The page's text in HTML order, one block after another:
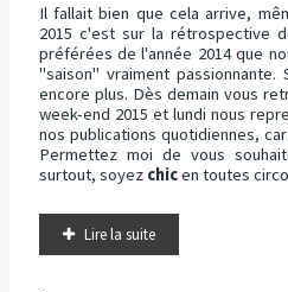
Il fallait bien que cela arrive,
2015 c'est sur la rétrospective
préférées de l'année 2014 que
"saison" vraiment passionnante.
encore plus. Dès demain vous
week-end 2015 et lundi nous
nos publications quotidiennes,
Permettez moi de vous
surtout, soyez chicen toutes
Lire la suite